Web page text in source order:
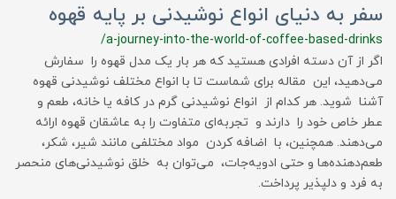
سفر به دنیای انواع نوشیدنی بر پایه قهوه
/a-journey-into-the-world-of-coffee-based-drinks
اگر از آن دسته افرادی هستید که هر بار یک مدل قهوه را سفارش
می‌دهید، این مقاله برای شماست تا با انواع مختلف نوشیدنی قهوه
آشنا شوید. هر کدام از انواع نوشیدنی گرم در کافه یا خانه، طعم و
عطر خاص خود را دارند و تجربه‌ای متفاوت را به عاشقان قهوه ارائه
می‌دهند. همچنین، با اضافه کردن مواد مختلفی مانند شیر، شکر،
طعم‌دهنده‌ها و حتی ادویه‌جات، می‌توان به خلق نوشیدنی‌های منحصر
به فرد و دلپذیر پرداخت.